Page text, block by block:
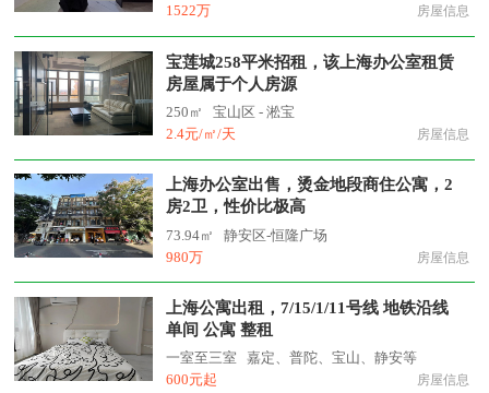
1522万
房屋信息
宝莲城258平米招租，该上海办公室租赁
房屋属于个人房源
250㎡
宝山区 - 淞宝
2.4元/㎡/天
房屋信息
上海办公室出售，烫金地段商住公寓，2
房2卫，性价比极高
73.94㎡
静安区-恒隆广场
980万
房屋信息
上海公寓出租，7/15/1/11号线 地铁沿线
单间 公寓 整租
一室至三室
嘉定、普陀、宝山、静安等
600元起
房屋信息